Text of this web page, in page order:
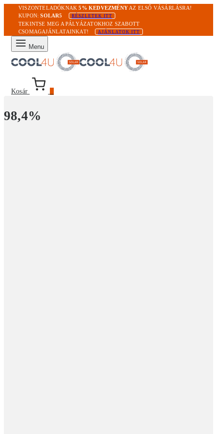
VISZONTELADÓKNAK5% KEDVEZMÉNY AZ ELSŐ VÁSÁRLÁSRA!
KUPON:SOLAR5 RÉSZLETEK ITT
TEKINTSE MEG A PÁLYÁZATOKHOZ SZABOTT
CSOMAGAJÁNLATAINKAT!
AJÁNLATOK ITT
Menu
Kosár
98,4%